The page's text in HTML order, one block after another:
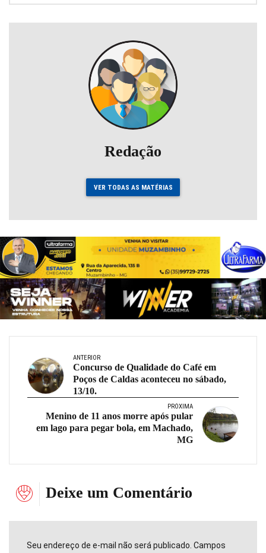
Redação
VER TODAS AS MATÉRIAS
ANTERIOR
Concurso de Qualidade do Café em
Poços de Caldas aconteceu no sábado,
13/10.
PRÓXIMA
Menino de 11 anos morre após pular
em lago para pegar bola, em Machado,
MG
Deixe um Comentário
Seu endereço de e-mail não será publicado. Campos